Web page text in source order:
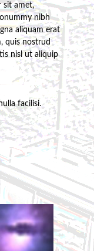
sit amet,
nibh
aliquam erat
quis nostrud
nisl ut aliquip
facilisi.